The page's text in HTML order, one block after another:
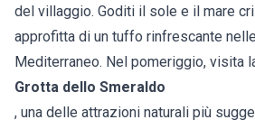
del villaggio. Goditi il sole e il mare
approfitta di un tuffo rinfrescante
Mediterraneo. Nel pomeriggio, visita
Grotta dello Smeraldo
, una delle attrazioni naturali più